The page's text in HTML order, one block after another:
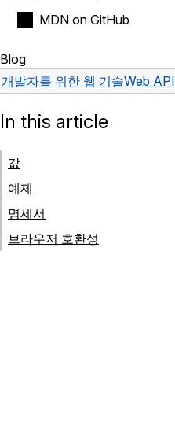
MDN on GitHub
Blog
개발자를 위한 웹 기술Web API
In this article
값
예제
명세서
브라우저 호환성